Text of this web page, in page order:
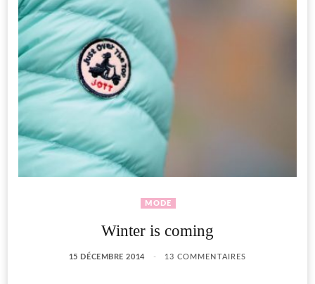
MODE
Winter is coming
15 DÉCEMBRE 2014 13 COMMENTAIRES